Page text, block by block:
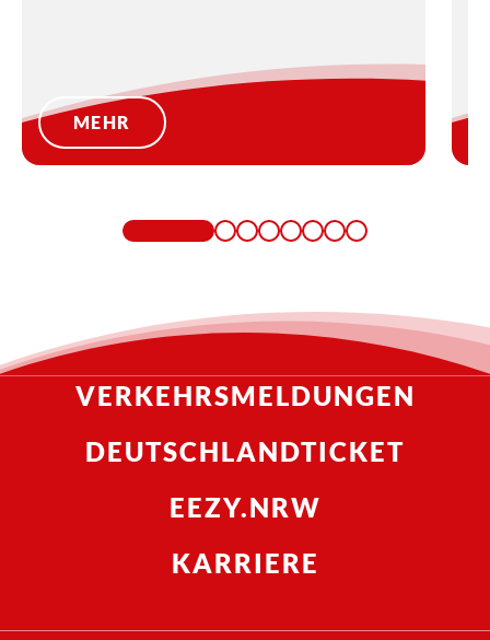
MEHR
VERKEHRSMELDUNGEN
DEUTSCHLANDTICKET
EEZY.NRW
KARRIERE